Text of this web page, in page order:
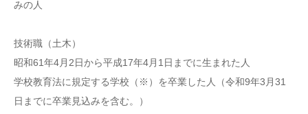
みの人
技術職（土木）
昭和61年4月2日から平成17年4月1日までに生まれた人
学校教育法に規定する学校（※）を卒業した人（令和9年3月31
日までに卒業見込みを含む。）